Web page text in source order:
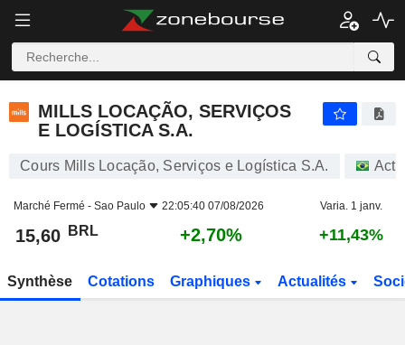
MILLS LOCAÇÃO, SERVIÇOS
E LOGÍSTICA S.A.
Cours Mills Locação, Serviços e Logística S.A.
Marché Fermé - Sao Paulo 22:05:40 07/08/2026 Varia. 1 janv.
15,60 BRL +2,70% +11,43%
Synthèse Cotations Graphiques Actualités